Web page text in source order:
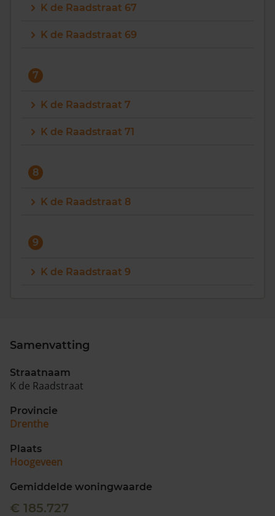
K de Raadstraat 67
K de Raadstraat 69
7
K de Raadstraat 7
K de Raadstraat 71
8
K de Raadstraat 8
9
K de Raadstraat 9
Samenvatting
Straatnaam
K de Raadstraat
Provincie
Drenthe
Plaats
Hoogeveen
Gemiddelde woningwaarde
€ 185.727